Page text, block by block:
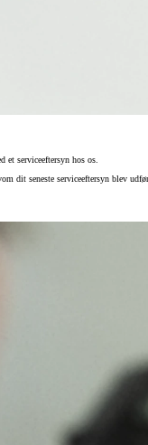
serviceeftersyn hos os.
dit seneste serviceeftersyn blev